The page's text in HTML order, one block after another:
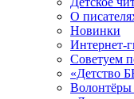
О
Новинки
Интернет-
Советуем
«Детство
Волонтёры